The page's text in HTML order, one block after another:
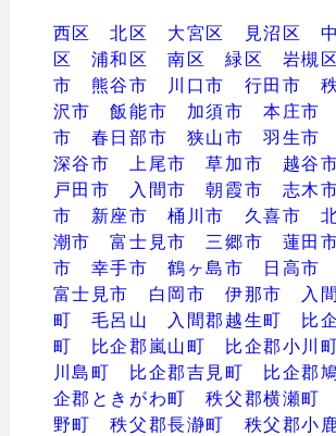
西区 北区 大宮区 見沼区
区
浦和区 南区 緑区 岩槻区
市
熊谷市 川口市 行田市
沢市
飯能市 加須市 本庄市
市
春日部市 狭山市 羽生市
深谷市
上尾市 草加市 越谷
戸田市
入間市 朝霞市 志木
市
新座市 桶川市 久喜市
潮市
富士見市 三郷市 蓮田
市
幸手市 鶴ヶ島市 日高市
富士見市
白岡市 伊那市
入
町
毛呂山 入間郡越生町
比
町
比企郡嵐山町 比企郡小川
川島町
比企郡吉見町 比企郡
企郡ときがわ町
秩父郡横瀬町
野町
秩父郡長瀞町 秩父郡小